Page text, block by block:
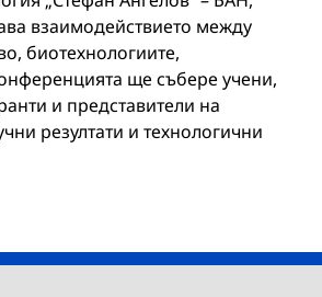
взаимодействието между
биотехнологиите,
ще събере учени,
и представители на
резултати и технологични